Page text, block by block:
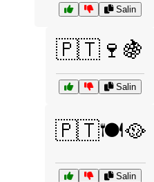
Salin
🇵🇹🍷🍇
Salin
🇵🇹🍽️🥘
Salin